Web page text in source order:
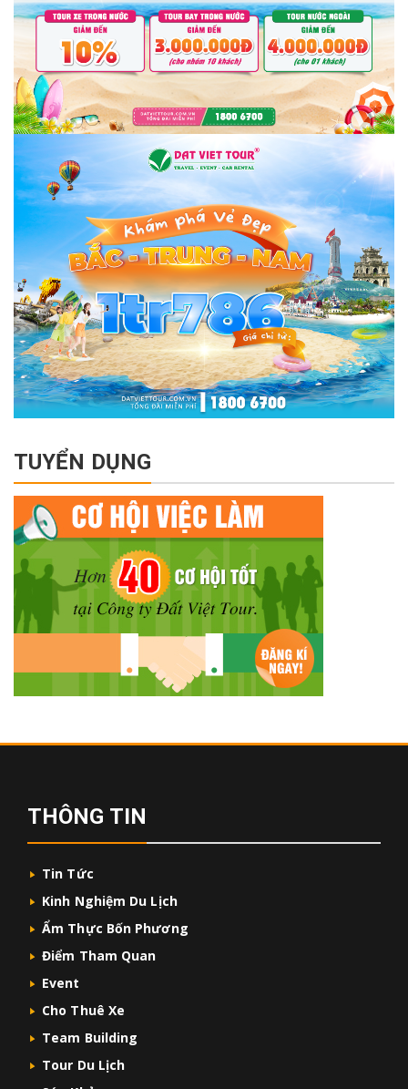
TUYỂN DỤNG
THÔNG TIN
Tin Tức
Kinh Nghiệm Du Lịch
Ẩm Thực Bốn Phương
Điểm Tham Quan
Event
Cho Thuê Xe
Team Building
Tour Du Lịch